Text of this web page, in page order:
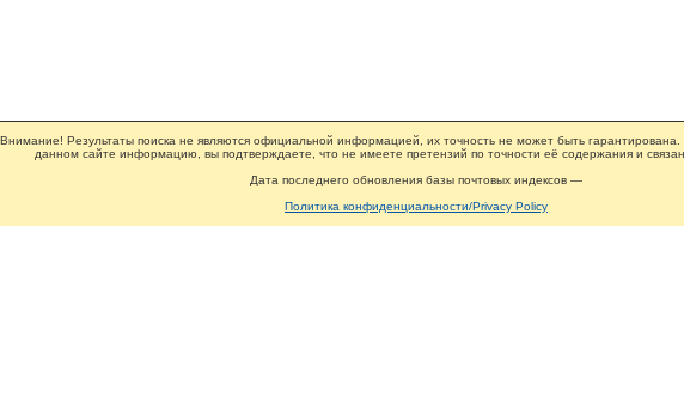
Внимание! Результаты поиска не являются официальной информацией, их точность не может быть гарантирована.
данном сайте информацию, вы подтверждаете, что не имеете претензий по точности её содержания и
Дата последнего обновления базы почтовых индексов —
Политика конфиденциальности/Privacy Policy